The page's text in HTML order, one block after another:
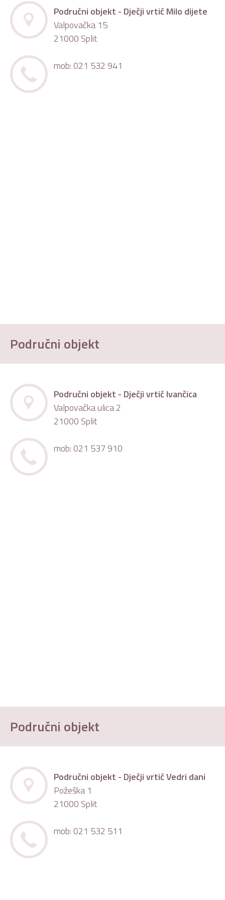
Područni objekt - Dječji vrtić Milo dijete
Valpovačka 15
21000 Split
mob: 021 532 941
Područni objekt
Područni objekt - Dječji vrtić Ivančica
Valpovačka ulica 2
21000 Split
mob: 021 537 910
Područni objekt
Područni objekt - Dječji vrtić Vedri dani
Požeška 1
21000 Split
mob: 021 532 511